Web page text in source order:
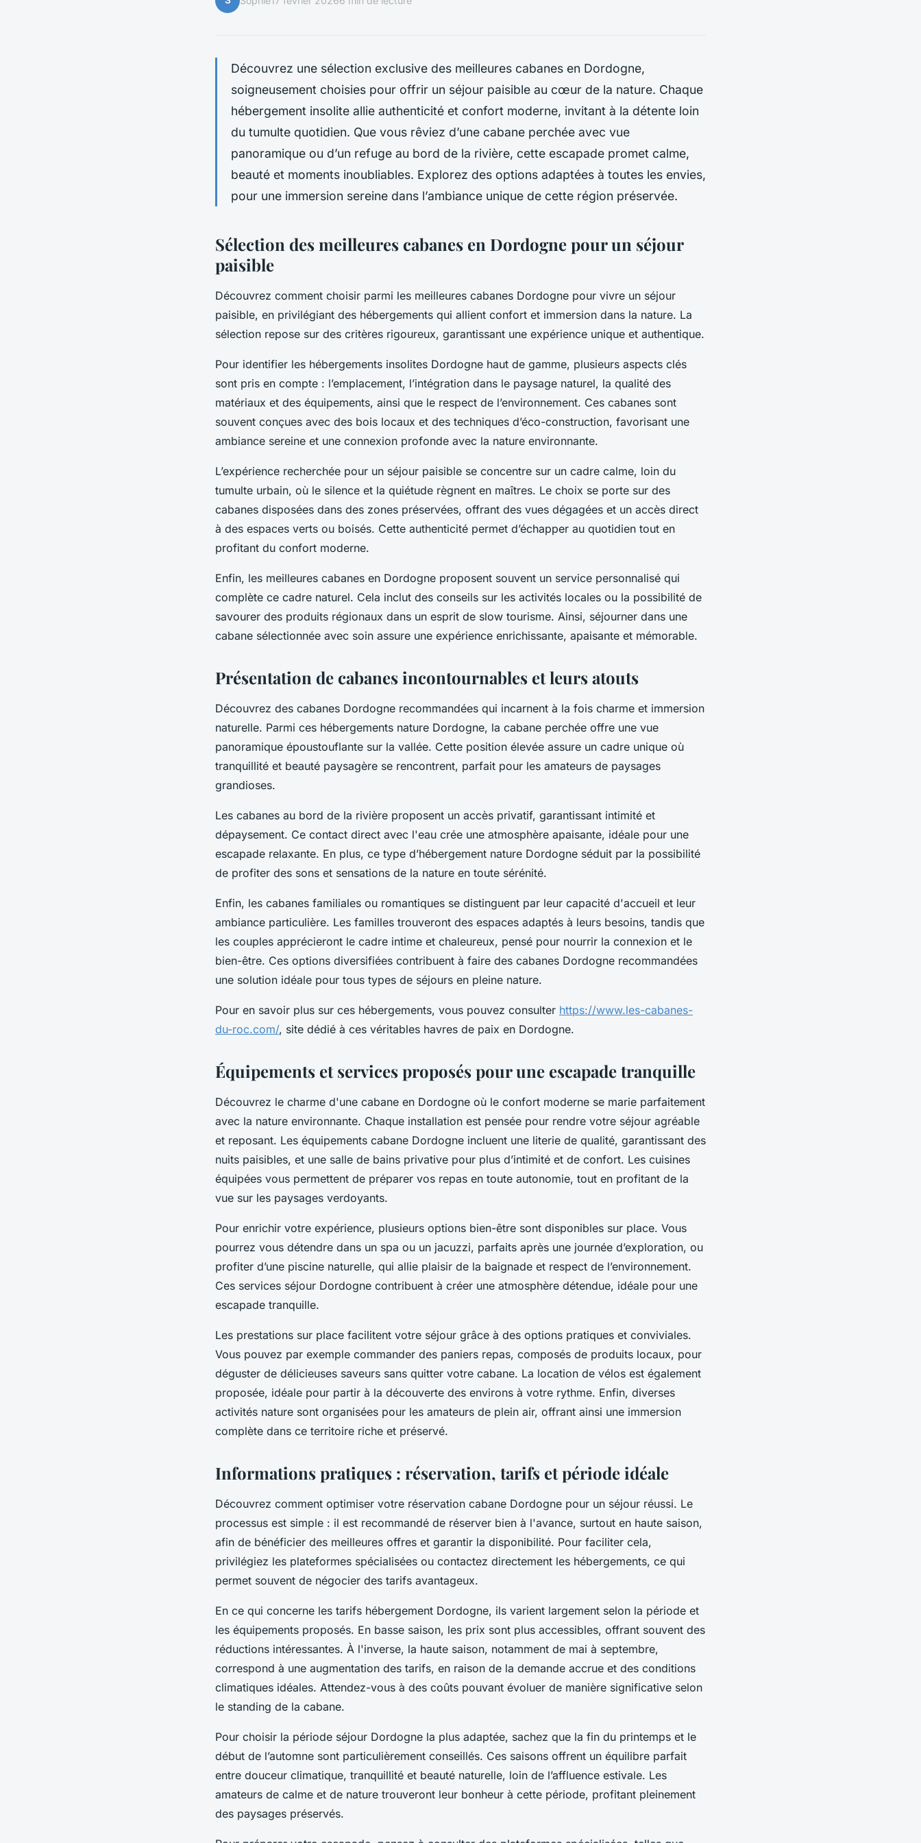
Découvrez une sélection exclusive des meilleures cabanes en Dordogne,
soigneusement choisies pour offrir un séjour paisible au cœur de la nature. Chaque
hébergement insolite allie authenticité et confort moderne, invitant à la détente loin
du tumulte quotidien. Que vous rêviez d’une cabane perchée avec vue
panoramique ou d’un refuge au bord de la rivière, cette escapade promet calme,
beauté et moments inoubliables. Explorez des options adaptées à toutes les envies,
pour une immersion sereine dans l’ambiance unique de cette région préservée.
Sélection des meilleures cabanes en Dordogne pour un séjour
paisible
Découvrez comment choisir parmi les meilleures cabanes Dordogne pour vivre un séjour
paisible, en privilégiant des hébergements qui allient confort et immersion dans la nature. La
sélection repose sur des critères rigoureux, garantissant une expérience unique et authentique.
Pour identifier les hébergements insolites Dordogne haut de gamme, plusieurs aspects clés
sont pris en compte : l’emplacement, l’intégration dans le paysage naturel, la qualité des
matériaux et des équipements, ainsi que le respect de l’environnement. Ces cabanes sont
souvent conçues avec des bois locaux et des techniques d’éco-construction, favorisant une
ambiance sereine et une connexion profonde avec la nature environnante.
L’expérience recherchée pour un séjour paisible se concentre sur un cadre calme, loin du
tumulte urbain, où le silence et la quiétude règnent en maîtres. Le choix se porte sur des
cabanes disposées dans des zones préservées, offrant des vues dégagées et un accès direct
à des espaces verts ou boisés. Cette authenticité permet d’échapper au quotidien tout en
profitant du confort moderne.
Enfin, les meilleures cabanes en Dordogne proposent souvent un service personnalisé qui
complète ce cadre naturel. Cela inclut des conseils sur les activités locales ou la possibilité de
savourer des produits régionaux dans un esprit de slow tourisme. Ainsi, séjourner dans une
cabane sélectionnée avec soin assure une expérience enrichissante, apaisante et mémorable.
Présentation de cabanes incontournables et leurs atouts
Découvrez des cabanes Dordogne recommandées qui incarnent à la fois charme et immersion
naturelle. Parmi ces hébergements nature Dordogne, la cabane perchée offre une vue
panoramique époustouflante sur la vallée. Cette position élevée assure un cadre unique où
tranquillité et beauté paysagère se rencontrent, parfait pour les amateurs de paysages
grandioses.
Les cabanes au bord de la rivière proposent un accès privatif, garantissant intimité et
dépaysement. Ce contact direct avec l'eau crée une atmosphère apaisante, idéale pour une
escapade relaxante. En plus, ce type d’hébergement nature Dordogne séduit par la possibilité
de profiter des sons et sensations de la nature en toute sérénité.
Enfin, les cabanes familiales ou romantiques se distinguent par leur capacité d'accueil et leur
ambiance particulière. Les familles trouveront des espaces adaptés à leurs besoins, tandis que
les couples apprécieront le cadre intime et chaleureux, pensé pour nourrir la connexion et le
bien-être. Ces options diversifiées contribuent à faire des cabanes Dordogne recommandées
une solution idéale pour tous types de séjours en pleine nature.
Pour en savoir plus sur ces hébergements, vous pouvez consulter https://www.les-cabanes-
du-roc.com/, site dédié à ces véritables havres de paix en Dordogne.
Équipements et services proposés pour une escapade tranquille
Découvrez le charme d'une cabane en Dordogne où le confort moderne se marie parfaitement
avec la nature environnante. Chaque installation est pensée pour rendre votre séjour agréable
et reposant. Les équipements cabane Dordogne incluent une literie de qualité, garantissant des
nuits paisibles, et une salle de bains privative pour plus d’intimité et de confort. Les cuisines
équipées vous permettent de préparer vos repas en toute autonomie, tout en profitant de la
vue sur les paysages verdoyants.
Pour enrichir votre expérience, plusieurs options bien-être sont disponibles sur place. Vous
pourrez vous détendre dans un spa ou un jacuzzi, parfaits après une journée d’exploration, ou
profiter d’une piscine naturelle, qui allie plaisir de la baignade et respect de l’environnement.
Ces services séjour Dordogne contribuent à créer une atmosphère détendue, idéale pour une
escapade tranquille.
Les prestations sur place facilitent votre séjour grâce à des options pratiques et conviviales.
Vous pouvez par exemple commander des paniers repas, composés de produits locaux, pour
déguster de délicieuses saveurs sans quitter votre cabane. La location de vélos est également
proposée, idéale pour partir à la découverte des environs à votre rythme. Enfin, diverses
activités nature sont organisées pour les amateurs de plein air, offrant ainsi une immersion
complète dans ce territoire riche et préservé.
Informations pratiques : réservation, tarifs et période idéale
Découvrez comment optimiser votre réservation cabane Dordogne pour un séjour réussi. Le
processus est simple : il est recommandé de réserver bien à l'avance, surtout en haute saison,
afin de bénéficier des meilleures offres et garantir la disponibilité. Pour faciliter cela,
privilégiez les plateformes spécialisées ou contactez directement les hébergements, ce qui
permet souvent de négocier des tarifs avantageux.
En ce qui concerne les tarifs hébergement Dordogne, ils varient largement selon la période et
les équipements proposés. En basse saison, les prix sont plus accessibles, offrant souvent des
réductions intéressantes. À l'inverse, la haute saison, notamment de mai à septembre,
correspond à une augmentation des tarifs, en raison de la demande accrue et des conditions
climatiques idéales. Attendez-vous à des coûts pouvant évoluer de manière significative selon
le standing de la cabane.
Pour choisir la période séjour Dordogne la plus adaptée, sachez que la fin du printemps et le
début de l’automne sont particulièrement conseillés. Ces saisons offrent un équilibre parfait
entre douceur climatique, tranquillité et beauté naturelle, loin de l’affluence estivale. Les
amateurs de calme et de nature trouveront leur bonheur à cette période, profitant pleinement
des paysages préservés.